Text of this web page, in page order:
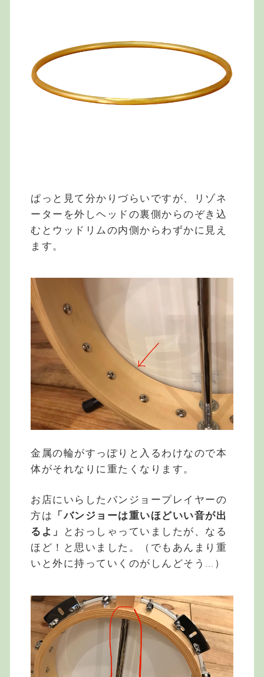
ぱっと見て分かりづらいですが、リゾネ
ーターを外しヘッドの裏側からのぞき込
むとウッドリムの内側からわずかに見え
ます。
金属の輪がすっぽりと入るわけなので本
体がそれなりに重たくなります。
お店にいらしたバンジョープレイヤーの
方は 「バンジョーは重いほどいい音が出
るよ」
とおっしゃっていましたが、なる
ほど！と思いました。（でもあんまり重
いと外に持っていくのがしんどそう…）